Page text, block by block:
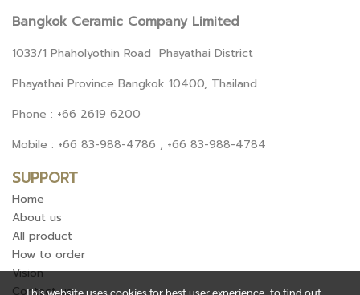
Bangkok Ceramic Company Limited
1033/1 Phaholyothin Road Phayathai District
Phayathai Province Bangkok 10400, Thailand
Phone : +66 2619 6200
Mobile : +66 83-988-4786 , +66 83-988-4784
SUPPORT
Home
About us
All product
How to order
Vision
Contact us
This website uses cookies for best user experience, to find out